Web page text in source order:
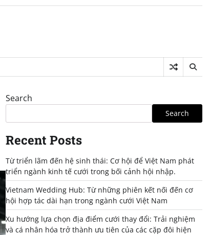
Search
Search
Recent Posts
Từ triển lãm đến hệ sinh thái: Cơ hội để Việt Nam phát
triển ngành kinh tế cưới trong bối cảnh hội nhập.
Vietnam Wedding Hub: Từ những phiên kết nối đến cơ
hội hợp tác dài hạn trong ngành cưới Việt Nam
Xu hướng lựa chọn địa điểm cưới thay đổi: Trải nghiệm
và cá nhân hóa trở thành ưu tiên của các cặp đôi hiện